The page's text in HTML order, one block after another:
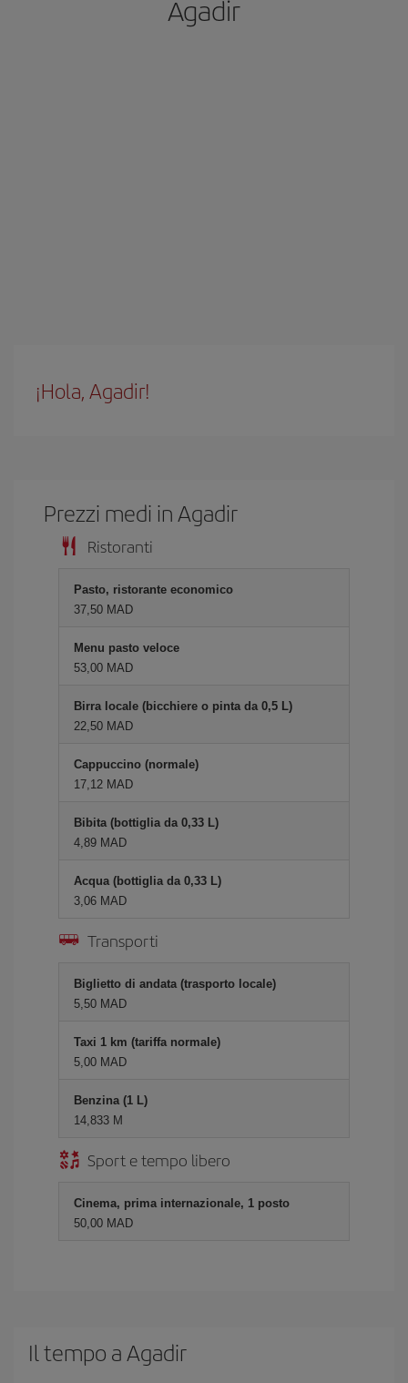
Agadir
¡Hola, Agadir!
Prezzi medi in Agadir
Ristoranti
Pasto, ristorante economico
37,50 MAD
Menu pasto veloce
53,00 MAD
Birra locale (bicchiere o pinta da 0,5 L)
22,50 MAD
Cappuccino (normale)
17,12 MAD
Bibita (bottiglia da 0,33 L)
4,89 MAD
Acqua (bottiglia da 0,33 L)
3,06 MAD
Transporti
Biglietto di andata (trasporto locale)
5,50 MAD
Taxi 1 km (tariffa normale)
5,00 MAD
Benzina (1 L)
14,833 M
Sport e tempo libero
Cinema, prima internazionale, 1 posto
50,00 MAD
Il tempo a Agadir